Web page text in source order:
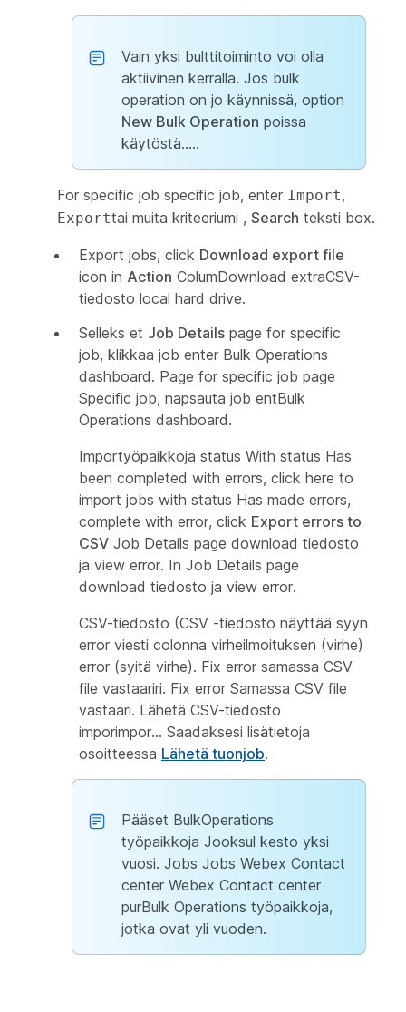
Vain yksi bulttitoiminto voi olla
aktiivinen kerralla. Jos bulk
operation on jo käynnissä, option
New Bulk Operation poissa
käytöstä.....
For specific job specific job, enter Import,
Exporttai muita kriteeriumi , Search teksti box.
Export jobs, click Download export file
icon in Action ColumDownload extraCSV-
tiedosto local hard drive.
Selleks et Job Details page for specific
job, klikkaa job enter Bulk Operations
dashboard. Page for specific job page
Specific job, napsauta job entBulk
Operations dashboard.
Importyöpaikkoja status With status Has
been completed with errors, click here to
import jobs with status Has made errors,
complete with error, click Export errors to
CSV Job Details page download tiedosto
ja view error. In Job Details page
download tiedosto ja view error.
CSV-tiedosto (CSV -tiedosto näyttää syyn
error viesti colonna virheilmoituksen (virhe)
error (syitä virhe). Fix error samassa CSV
file vastaariri. Fix error Samassa CSV file
vastaari. Lähetä CSV-tiedosto
imporimpor... Saadaksesi lisätietoja
osoitteessa Lähetä tuonjob.
Pääset BulkOperations
työpaikkoja Jooksul kesto yksi
vuosi. Jobs Jobs Webex Contact
center Webex Contact center
purBulk Operations työpaikkoja,
jotka ovat yli vuoden.